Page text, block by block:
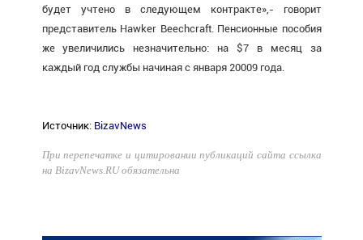
будет учтено в следующем контракте»,- говорит
представитель Hawker Beechcraft. Пенсионные пособия
же увеличились незначительно: на $7 в месяц за
каждый год службы начиная с января 20009 года.
Источник: BizavNews
При перепечатке и цитировании публикаций сайта ссылка
на BizavNews.RU обязательна